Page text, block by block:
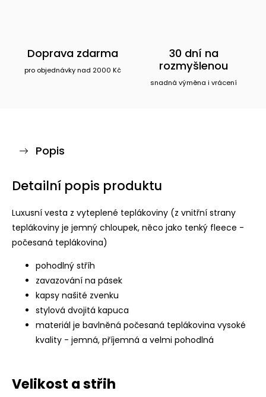
Doprava zdarma
pro objednávky nad 2000 Kč
30 dní na
rozmyšlenou
snadná výměna i vrácení
Popis
Detailní popis produktu
Luxusní vesta z vyteplené teplákoviny (z vnitřní strany
teplákoviny je jemný chloupek, něco jako tenký fleece -
počesaná teplákovina)
pohodlný stříh
zavazování na pásek
kapsy našité zvenku
stylová dvojitá kapuca
materiál je bavlněná počesaná teplákovina vysoké
kvality - jemná, příjemná a velmi pohodlná
Velikost a střih